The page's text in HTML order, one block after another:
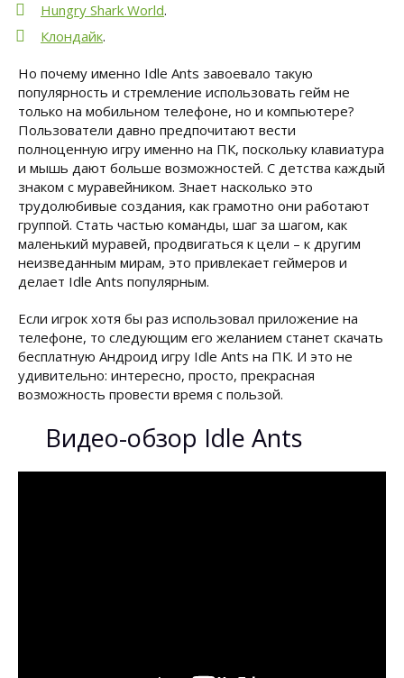
Hungry Shark World.
Клондайк.
Но почему именно Idle Ants завоевало такую
популярность и стремление использовать гейм не
только на мобильном телефоне, но и компьютере?
Пользователи давно предпочитают вести
полноценную игру именно на ПК, поскольку клавиатура
и мышь дают больше возможностей. С детства каждый
знаком с муравейником. Знает насколько это
трудолюбивые создания, как грамотно они работают
группой. Стать частью команды, шаг за шагом, как
маленький муравей, продвигаться к цели – к другим
неизведанным мирам, это привлекает геймеров и
делает Idle Ants популярным.
Если игрок хотя бы раз использовал приложение на
телефоне, то следующим его желанием станет скачать
бесплатную Андроид игру Idle Ants на ПК. И это не
удивительно: интересно, просто, прекрасная
возможность провести время с пользой.
Видео-обзор Idle Ants